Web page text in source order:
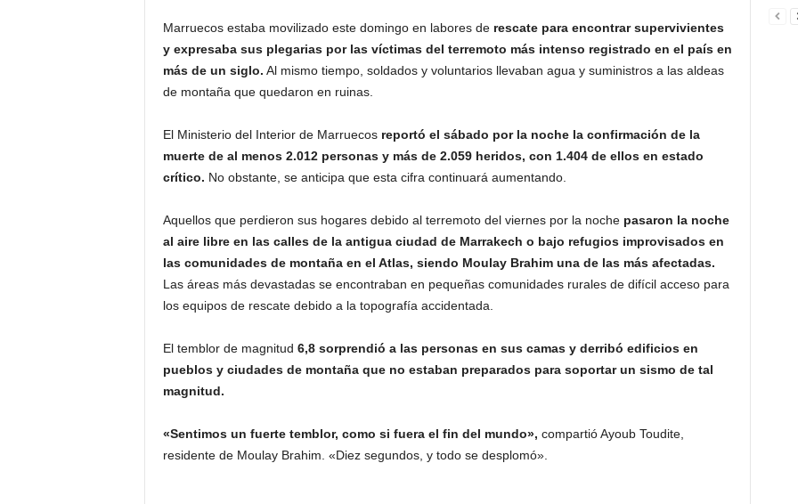
Marruecos estaba movilizado este domingo en labores derescate para encontrar supervivientes
y expresaba sus plegarias por las víctimas del terremoto más intenso registrado en el país en
más de un siglo. Al mismo tiempo, soldados y voluntarios llevaban agua y suministros a las aldeas
de montaña que quedaron en ruinas.
El Ministerio del Interior de Marruecos reportó el sábado por la noche la confirmación de la
muerte de al menos 2.012 personas y más de 2.059 heridos, con 1.404 de ellos en estado
crítico. No obstante, se anticipa que esta cifra continuará aumentando.
Aquellos que perdieron sus hogares debido al terremoto del viernes por la noche pasaron la noche
al aire libre en las calles de la antigua ciudad de Marrakech o bajo refugios improvisados en
las comunidades de montaña en el Atlas, siendo Moulay Brahim una de las más afectadas.
Las áreas más devastadas se encontraban en pequeñas comunidades rurales de difícil acceso para
los equipos de rescate debido a la topografía accidentada.
El temblor de magnitud 6,8 sorprendió a las personas en sus camas y derribó edificios en
pueblos y ciudades de montaña que no estaban preparados para soportar un sismo de tal
magnitud.
«Sentimos un fuerte temblor, como si fuera el fin del mundo», compartió Ayoub Toudite,
residente de Moulay Brahim. «Diez segundos, y todo se desplomó».